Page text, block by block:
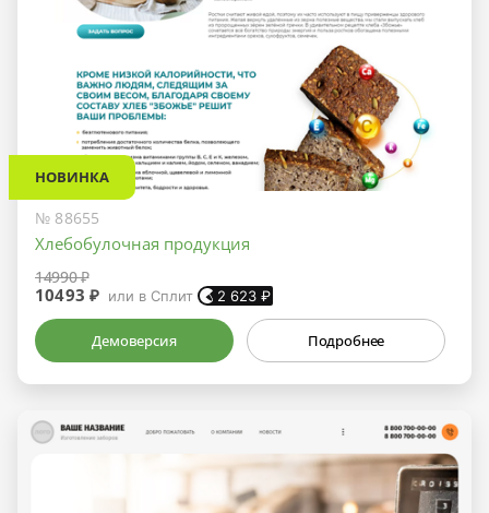
НОВИНКА
№ 88655
Хлебобулочная продукция
14990 ₽
10493 ₽ или в Сплит 2 623 ₽
Демоверсия Подробнее